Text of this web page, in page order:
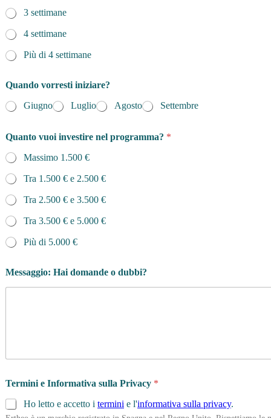
3 settimane
4 settimane
Più di 4 settimane
Quando vorresti iniziare?
Giugno
Luglio Agosto Settembre
Quanto vuoi investire nel programma? *
Massimo 1.500 €
Tra 1.500 € e 2.500 €
Tra 2.500 € e 3.500 €
Tra 3.500 € e 5.000 €
Più di 5.000 €
Messaggio: Hai domande o dubbi?
Termini e Informativa sulla Privacy *
Ho letto e accetto i termini e l'informativa sulla privacy.